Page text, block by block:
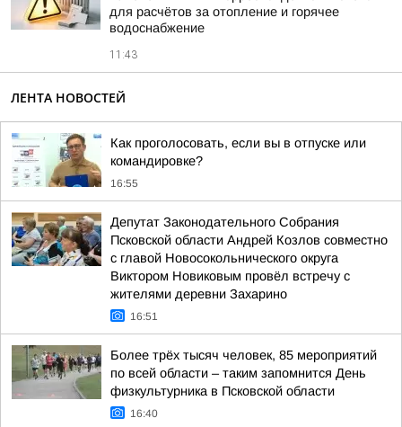
для расчётов за отопление и горячее
водоснабжение
11:43
ЛЕНТА НОВОСТЕЙ
Как проголосовать, если вы в отпуске или
командировке?
16:55
Депутат Законодательного Собрания
Псковской области Андрей Козлов совместно
с главой Новосокольнического округа
Виктором Новиковым провёл встречу с
жителями деревни Захарино
16:51
Более трёх тысяч человек, 85 мероприятий
по всей области – таким запомнится День
физкультурника в Псковской области
16:40